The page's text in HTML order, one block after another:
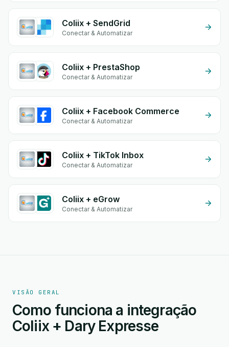
Coliix + SendGrid
Conectar & Automatizar
Coliix + PrestaShop
Conectar & Automatizar
Coliix + Facebook Commerce
Conectar & Automatizar
Coliix + TikTok Inbox
Conectar & Automatizar
Coliix + eGrow
Conectar & Automatizar
VISÃO GERAL
Como funciona a integração
Coliix + Dary Expresse